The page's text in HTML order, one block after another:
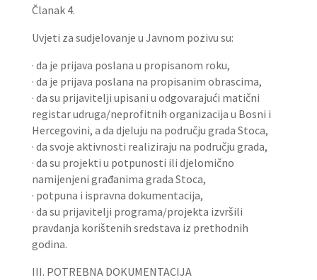
Članak 4.
Uvjeti za sudjelovanje u Javnom pozivu su:
· da je prijava poslana u propisanom roku,
· da je prijava poslana na propisanim obrascima,
· da su prijavitelji upisani u odgovarajući matični
registar udruga/neprofitnih organizacija u Bosni i
Hercegovini, a da djeluju na području grada Stoca,
· da svoje aktivnosti realiziraju na području grada,
· da su projekti u potpunosti ili djelomično
namijenjeni građanima grada Stoca,
· potpuna i ispravna dokumentacija,
· da su prijavitelji programa/projekta izvršili
pravdanja korištenih sredstava iz prethodnih
godina.
III. POTREBNA DOKUMENTACIJA